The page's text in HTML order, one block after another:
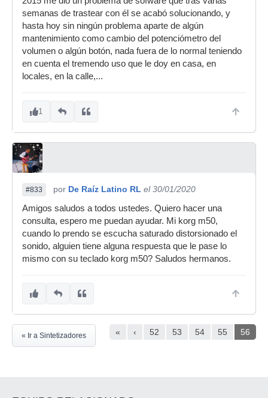
semanas de trastear con él se acabó solucionando, y
hasta hoy sin ningún problema aparte de algún
mantenimiento como cambio del potenciómetro del
volumen o algún botón, nada fuera de lo normal teniendo
en cuenta el tremendo uso que le doy en casa, en
locales, en la calle,...
1
#833 por De Raíz Latino RL el 30/01/2020
Amigos saludos a todos ustedes. Quiero hacer una
consulta, espero me puedan ayudar. Mi korg m50,
cuando lo prendo se escucha saturado distorsionado el
sonido, alguien tiene alguna respuesta que le pase lo
mismo con su teclado korg m50? Saludos hermanos.
« ‹ 52 53 54 55 56
« Ir a Sintetizadores